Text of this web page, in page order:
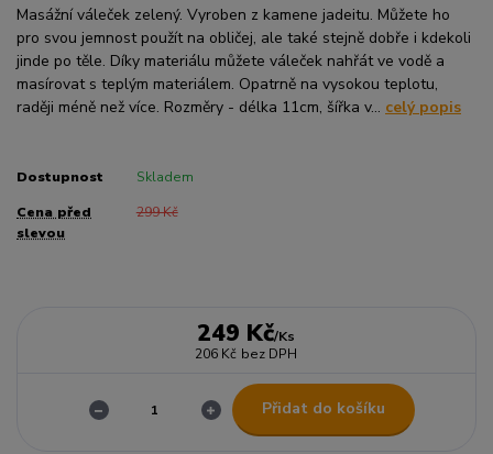
Masážní váleček zelený. Vyroben z kamene jadeitu. Můžete ho
pro svou jemnost použít na obličej, ale také stejně dobře i kdekoli
jinde po těle. Díky materiálu můžete váleček nahřát ve vodě a
masírovat s teplým materiálem. Opatrně na vysokou teplotu,
raději méně než více. Rozměry - délka 11cm, šířka v... celý popis
Dostupnost Skladem
Cena před
slevou
299 Kč
249 Kč/Ks
206 Kč bez DPH
Přidat do košíku